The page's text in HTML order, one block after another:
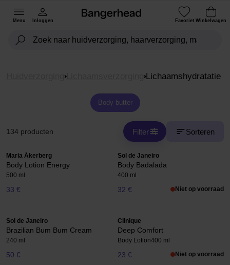
Menu Inloggen Favoriet Winkelwagen
Lichaamsverzorging Lichaamshydratatie
Body butter
134 producten Filter Sorteren
Maria Åkerberg
Body Lotion Energy
500 ml
33 €
Sol de Janeiro
Body Badalada
400 ml
32 € Niet op voorraad
Sol de Janeiro
Brazilian Bum Bum Cream
240 ml
50 €
Clinique
Deep Comfort
Body Lotion400 ml
23 € Niet op voorraad